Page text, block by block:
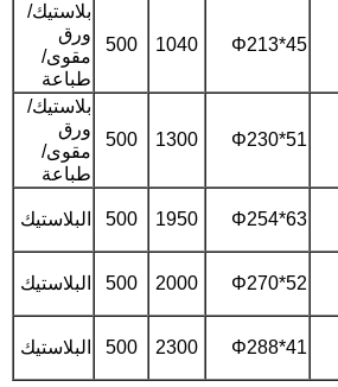
Φ213*45
1040
500
بلاستيك/
ورق
مقوى/
طباعة
Φ230*51
1300
500
بلاستيك/
ورق
مقوى/
طباعة
Φ254*63
1950
500 البلاستيك
Φ270*52
2000
500 البلاستيك
Φ288*41
2300
500 البلاستيك